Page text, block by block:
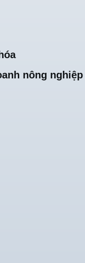
nông nghiệp